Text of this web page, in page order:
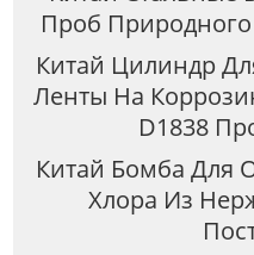
Проб
Китай Цилиндр
Ленты На
D1838
Китай Бомба Для
Хлора Из